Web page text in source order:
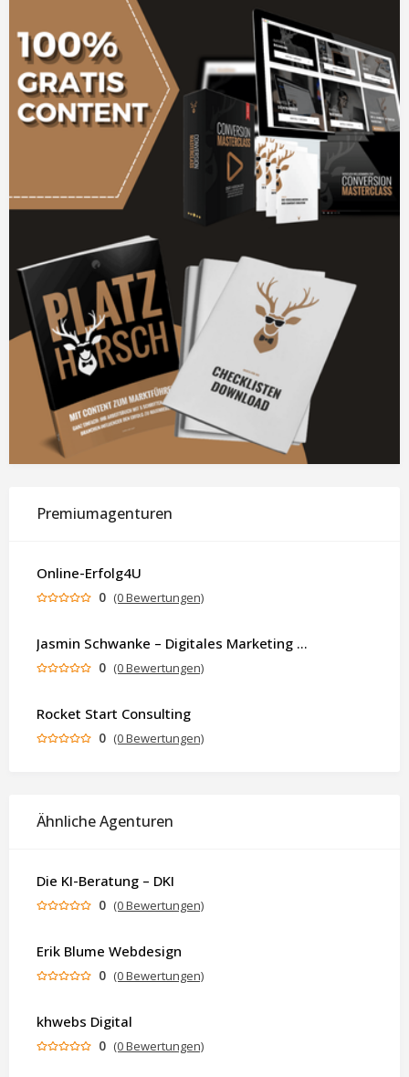
Premiumagenturen
Online-Erfolg4U
0 (0 Bewertungen)
Jasmin Schwanke – Digitales Marketing & KI-gestützte Contenterstellung
0 (0 Bewertungen)
Rocket Start Consulting
0 (0 Bewertungen)
Ähnliche Agenturen
Die KI-Beratung – DKI
0 (0 Bewertungen)
Erik Blume Webdesign
0 (0 Bewertungen)
khwebs Digital
0 (0 Bewertungen)